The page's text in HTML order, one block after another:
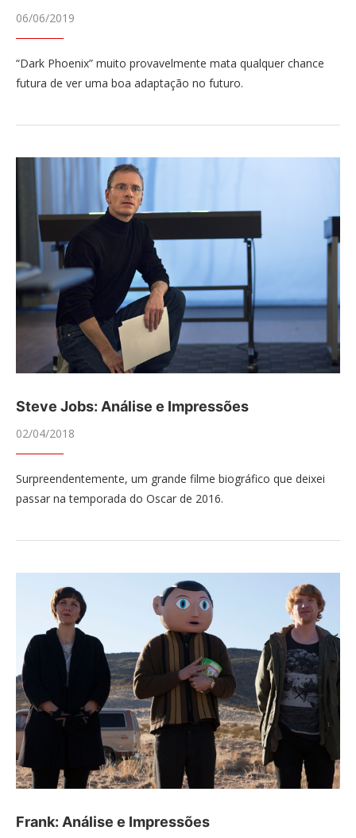
06/06/2019
“Dark Phoenix” muito provavelmente mata qualquer chance
futura de ver uma boa adaptação no futuro.
Steve Jobs: Análise e Impressões
02/04/2018
Surpreendentemente, um grande filme biográfico que deixei
passar na temporada do Oscar de 2016.
Frank: Análise e Impressões